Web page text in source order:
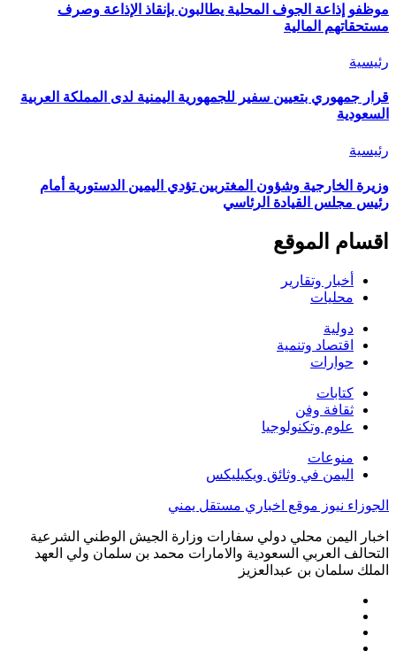
موظفو إذاعة الجوف المحلية يطالبون بإنقاذ الإذاعة وصرف
مستحقاتهم المالية
رئيسية
قرار جمهوري بتعيين سفير للجمهورية اليمنية لدى المملكة العربية
السعودية
رئيسية
وزيرة الخارجية وشؤون المغتربين تؤدي اليمين الدستورية أمام
رئيس مجلس القيادة الرئاسي
اقسام الموقع
أخبار وتقارير
محليات
دولية
اقتصاد وتنمية
حوارات
كتابات
ثقافة وفن
علوم وتكنولوجيا
منوعات
اليمن في وثائق ويكيليكس
الجوزاء نيوز موقع اخباري مستقل يمني
اخبار اليمن محلي دولي سفارات وزارة الجيش الوطني الشرعية
التحالف العربي السعودية والامارات محمد بن سلمان ولي العهد
الملك سلمان بن عبدالعزيز